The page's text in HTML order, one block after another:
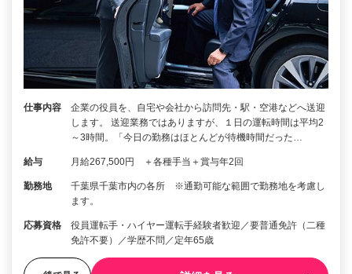
仕事内容
企業の役員を、自宅や会社から訪問先・駅・空港などへ送迎
します。 送迎業務ではありますが、１日の運転時間は平均2
～3時間。「今日の勤務はほとんどが待機時間だった…
給与 月給267,500円 ＋各種手当＋賞与年2回
勤務地
千葉県千葉市内の各所 ※通勤可能な範囲で勤務地を考慮し
ます。
応募資格
役員運転手・ハイヤー運転手経験者歓迎／要普通免許（二種
免許不要）／学歴不問／定年65歳